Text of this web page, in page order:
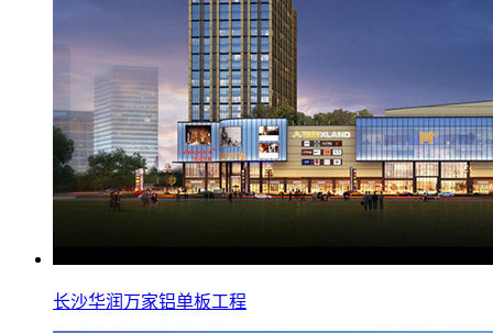
长沙华润万家铝单板工程